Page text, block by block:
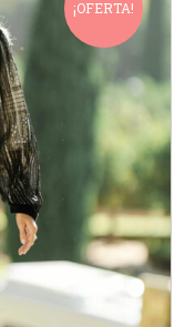
¡OFERTA!